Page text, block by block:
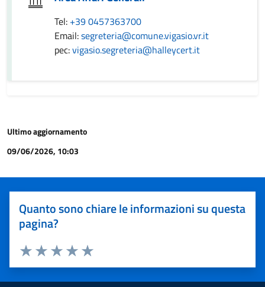
Tel: +39 0457363700
Email:segreteria@comune.vigasio.vr.it
pec:vigasio.segreteria@halleycert.it
Ultimo aggiornamento
09/06/2026, 10:03
Quanto sono chiare le informazioni su questa
pagina?
Valuta 5 stelle su 5
Valuta 4 stelle su 5
Valuta 3 stelle su 5
Valuta 2 stelle su 5
Valuta 1 stelle su 5